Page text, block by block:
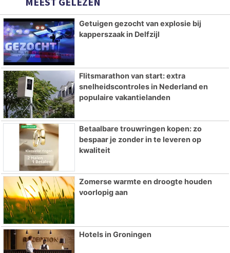
Getuigen gezocht van explosie bij
kapperszaak in Delfzijl
Flitsmarathon van start: extra
snelheidscontroles in Nederland en
populaire vakantielanden
Betaalbare trouwringen kopen: zo
bespaar je zonder in te leveren op
kwaliteit
Zomerse warmte en droogte houden
voorlopig aan
Hotels in Groningen